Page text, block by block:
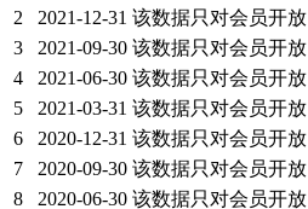
2
2021-12-31 该数据只对会员开放
3
2021-09-30 该数据只对会员开放
4
2021-06-30 该数据只对会员开放
5
2021-03-31 该数据只对会员开放
6
2020-12-31 该数据只对会员开放
7
2020-09-30 该数据只对会员开放
8
2020-06-30 该数据只对会员开放